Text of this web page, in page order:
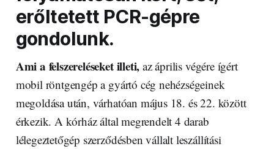
erőltetett PCR-gépre
gondolunk.
Ami a felszereléseket illeti,az április végére ígért
mobil röntgengép a gyártó cég nehézségeinek
megoldása után, várhatóan május 18. és 22. között
érkezik. A kórház által megrendelt 4 darab
lélegeztetőgép szerződésben vállalt leszállítási